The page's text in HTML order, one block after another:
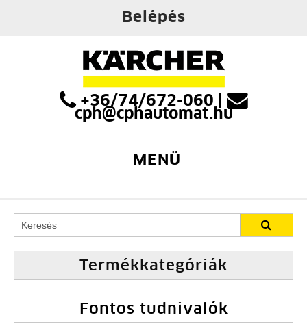
Belépés
+36/74/672-060
cph@cphautomat.hu
MENÜ
Termékkategóriák
Fontos tudnivalók